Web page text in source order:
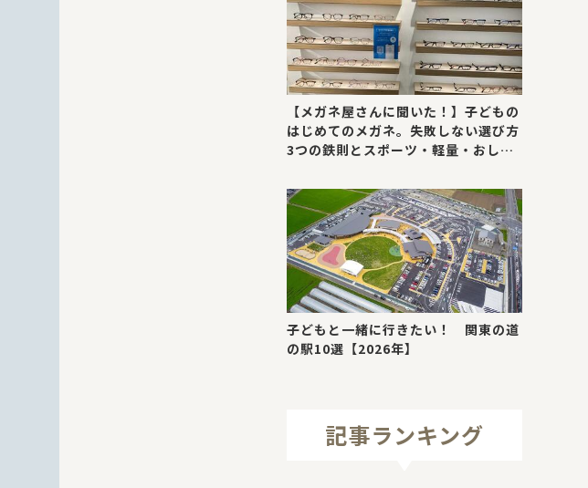
【メガネ屋さんに聞いた！】子どもの
はじめてのメガネ。失敗しない選び方
3つの鉄則とスポーツ・軽量・おしゃ
子どもと一緒に行きたい！ 関東の道
の駅10選【2026年】
記事ランキング